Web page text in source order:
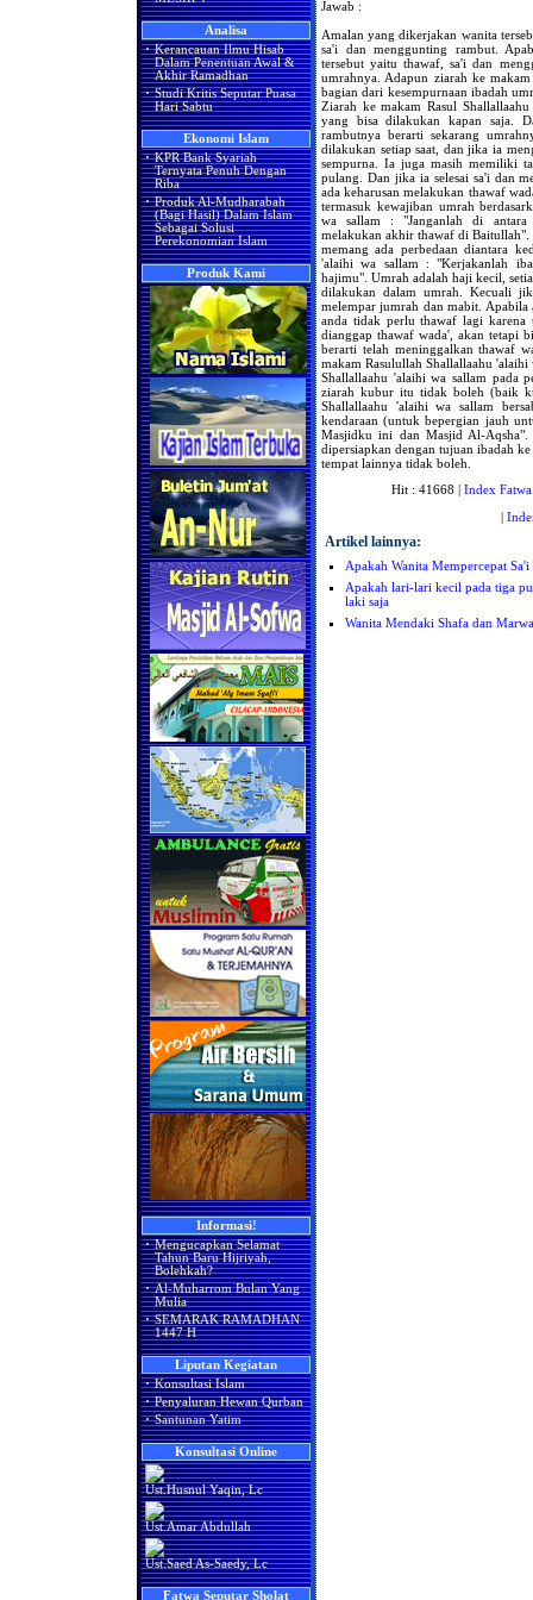
Analisa
· Kerancauan Ilmu Hisab
Dalam Penentuan Awal &
Akhir Ramadhan
· Studi Kritis Seputar Puasa
Hari Sabtu
Ekonomi Islam
· KPR Bank Syariah
Ternyata Penuh Dengan
Riba
· Produk Al-Mudharabah
(Bagi Hasil) Dalam Islam
Sebagai Solusi
Perekonomian Islam
Produk Kami
Informasi!
· Mengucapkan Selamat
Tahun Baru Hijriyah,
Bolehkah?
· Al-Muharrom Bulan Yang
Mulia
· SEMARAK RAMADHAN
1447 H
Liputan Kegiatan
· Konsultasi Islam
· Penyaluran Hewan Qurban
· Santunan Yatim
Konsultasi Online
Ust.Husnul Yaqin, Lc
Ust.Amar Abdullah
Ust.Saed As-Saedy, Lc
Fatwa Seputar Sholat
Jawab :
Amalan yang dikerjakan wanita
sa'i dan menggunting rambut.
tersebut yaitu thawaf, sa'i dan
umrahnya. Adapun ziarah ke
bagian dari kesempurnaan ibadah
Ziarah ke makam Rasul
yang bisa dilakukan kapan saja.
rambutnya berarti sekarang
dilakukan setiap saat, dan jika ia
sempurna. Ia juga masih memiliki
pulang. Dan jika ia selesai sa'i dan
ada keharusan melakukan thawaf
termasuk kewajiban umrah
wa sallam : "Janganlah di antara
melakukan akhir thawaf di
memang ada perbedaan diantara
'alaihi wa sallam : "Kerjakanlah
hajimu". Umrah adalah haji kecil,
dilakukan dalam umrah. Kecuali
melempar jumrah dan mabit. Apabila
anda tidak perlu thawaf lagi karena
dianggap thawaf wada', akan tetapi
berarti telah meninggalkan thawaf
makam Rasulullah Shallallaahu
Shallallaahu 'alaihi wa sallam pada
ziarah kubur itu tidak boleh (baik
Shallallaahu 'alaihi wa sallam
kendaraan (untuk bepergian jauh
Masjidku ini dan Masjid Al-
dipersiapkan dengan tujuan ibadah
tempat lainnya tidak boleh.
Hit : 41668 | Index Fatwa
|
Artikel lainnya:
Apakah Wanita Mempercepat Sa'i
Apakah lari-lari kecil pada tiga
laki saja
Wanita Mendaki Shafa dan